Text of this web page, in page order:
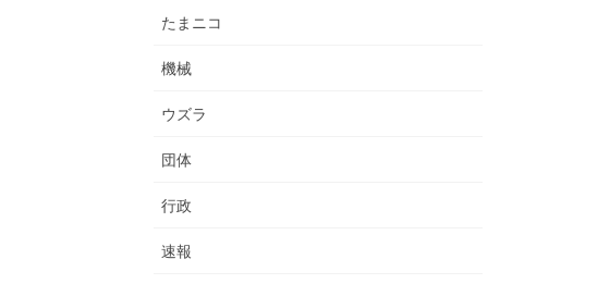
たまニコ
機械
ウズラ
団体
行政
速報